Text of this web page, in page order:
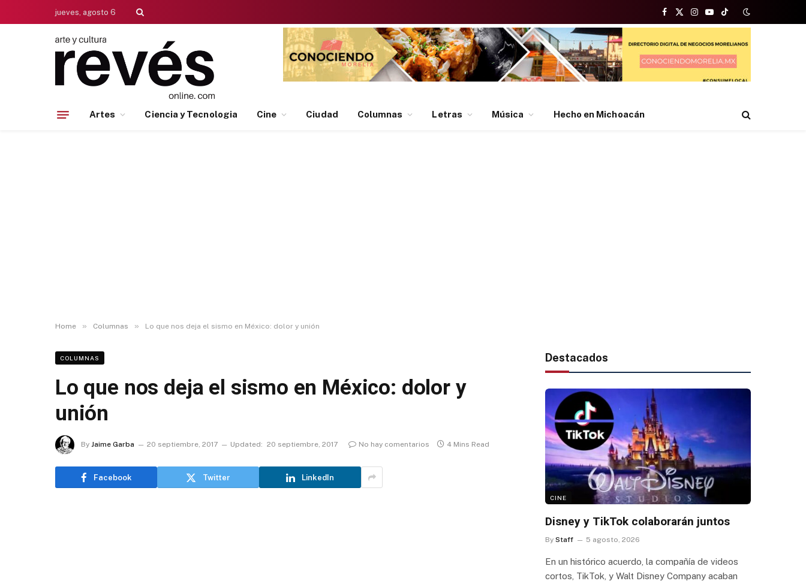
jueves, agosto 6
Facebook
X
(Twitter)
Instagram
YouTubeTikTok
Artes Ciencia y Tecnologia Cine Ciudad Columnas Letras Música Hecho en Michoacán
Home » Columnas » Lo que nos deja el sismo en México: dolor y unión
COLUMNAS
Lo que nos deja el sismo en México: dolor y
unión
By Jaime Garba 20 septiembre, 2017 Updated: 20 septiembre, 2017 No hay comentarios 4 Mins Read
Facebook Twitter LinkedIn
Destacados
CINE
Disney y TikTok colaborarán juntos
By Staff 5 agosto, 2026
En un histórico acuerdo, la compañía de videos
cortos, TikTok, y Walt Disney Company acaban